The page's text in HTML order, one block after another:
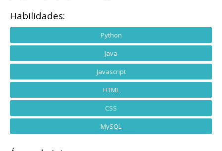
Habilidades:
Python
Java
Javascript
HTML
CSS
MySQL